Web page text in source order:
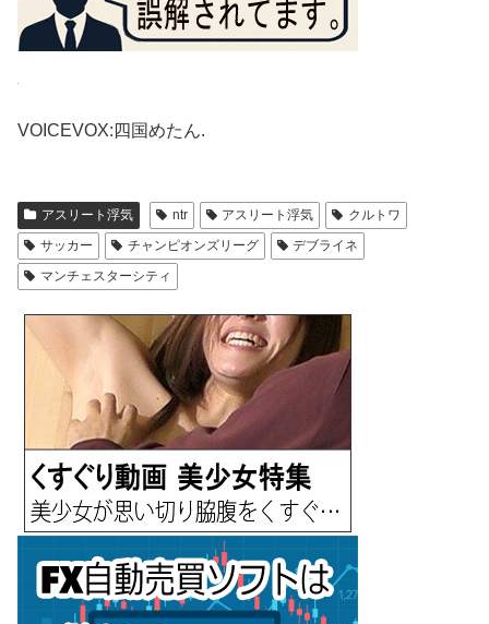
VOICEVOX:四国めたん.
アスリート浮気 ntr アスリート浮気
クルトワ
サッカー
チャンピオンズリーグ
デブライネ
マンチェスターシティ